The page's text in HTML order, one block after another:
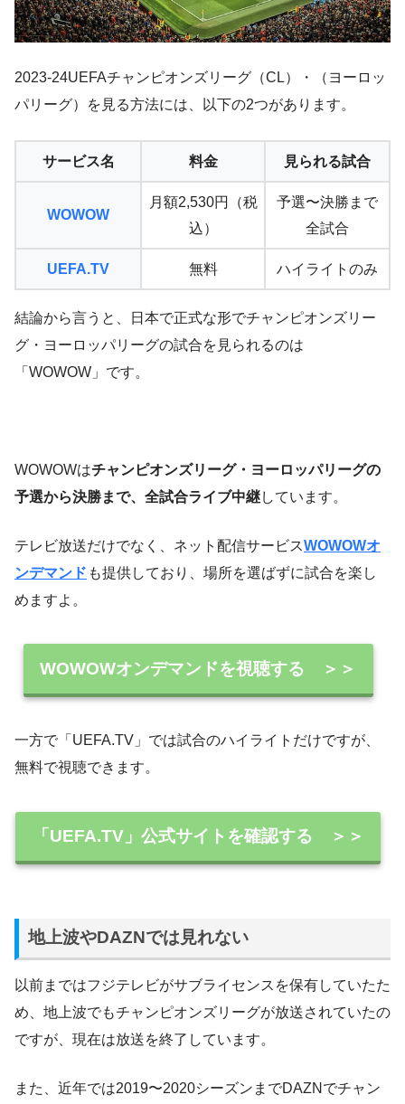
2023-24UEFAチャンピオンズリーグ（CL）・（ヨーロッ
パリーグ）を見る方法には、以下の2つがあります。
サービス名 料金 見られる試合
WOWOW
月額2,530円（税
込）
予選〜決勝まで
全試合
UEFA.TV 無料 ハイライトのみ
結論から言うと、日本で正式な形でチャンピオンズリー
グ・ヨーロッパリーグの試合を見られるのは
「WOWOW」です。
WOWOWはチャンピオンズリーグ・ヨーロッパリーグの
予選から決勝まで、全試合ライブ中継しています。
テレビ放送だけでなく、ネット配信サービスWOWOWオ
ンデマンド も提供しており、場所を選ばずに試合を楽し
めますよ。
WOWOWオンデマンドを視聴する ＞＞
一方で「UEFA.TV」では試合のハイライトだけですが、
無料で視聴できます。
「UEFA.TV」公式サイトを確認する ＞＞
地上波やDAZNでは見れない
以前まではフジテレビがサブライセンスを保有していたた
め、地上波でもチャンピオンズリーグが放送されていたの
ですが、現在は放送を終了しています。
また、近年では2019〜2020シーズンまでDAZNでチャン